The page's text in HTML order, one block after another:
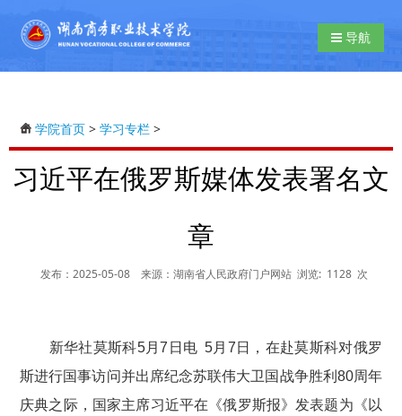
导航切换
导航
学院首页 > 学习专栏 >
习近平在俄罗斯媒体发表署名文
章
发布：2025-05-08 来源：湖南省人民政府门户网站 浏览: 1128 次
新华社莫斯科5月7日电 5月7日，在赴莫斯科对俄罗
斯进行国事访问并出席纪念苏联伟大卫国战争胜利80周年
庆典之际，国家主席习近平在《俄罗斯报》发表题为《以